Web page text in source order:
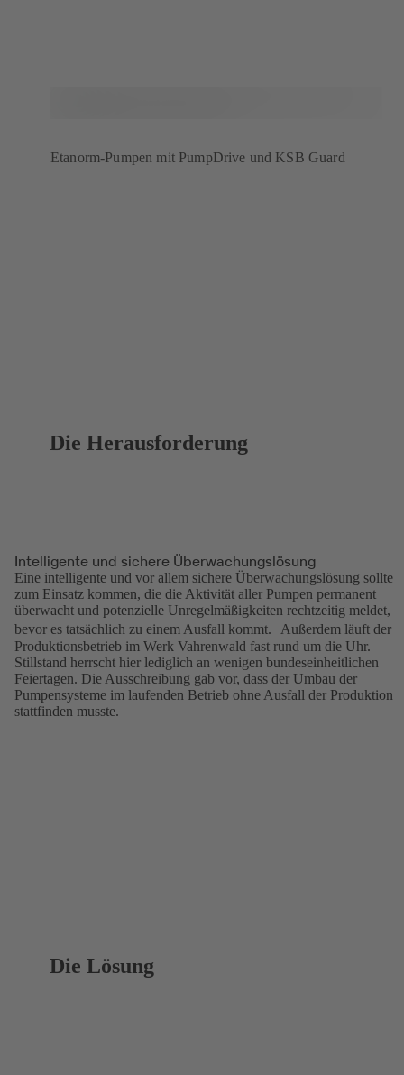
Etanorm-Pumpen mit PumpDrive und KSB Guard
Die Herausforderung
Intelligente und sichere Überwachungslösung
Eine intelligente und vor allem sichere Überwachungslösung sollte
zum Einsatz kommen, die die Aktivität aller Pumpen permanent
überwacht und potenzielle Unregelmäßigkeiten rechtzeitig meldet,
bevor es tatsächlich zu einem Ausfall kommt. Außerdem läuft der
Produktionsbetrieb im Werk Vahrenwald fast rund um die Uhr.
Stillstand herrscht hier lediglich an wenigen bundeseinheitlichen
Feiertagen. Die Ausschreibung gab vor, dass der Umbau der
Pumpensysteme im laufenden Betrieb ohne Ausfall der Produktion
stattfinden musste.
Die Lösung